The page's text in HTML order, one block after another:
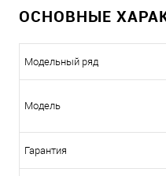
ОСНОВНЫЕ
Модельный ряд
Модель
Гарантия